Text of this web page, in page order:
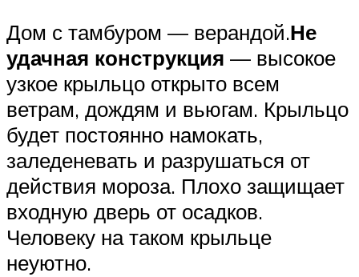
Дом с тамбуром — верандой.Не
удачная конструкция — высокое
узкое крыльцо открыто всем
ветрам, дождям и вьюгам. Крыльцо
будет постоянно намокать,
заледеневать и разрушаться от
действия мороза. Плохо защищает
входную дверь от осадков.
Человеку на таком крыльце
неуютно.